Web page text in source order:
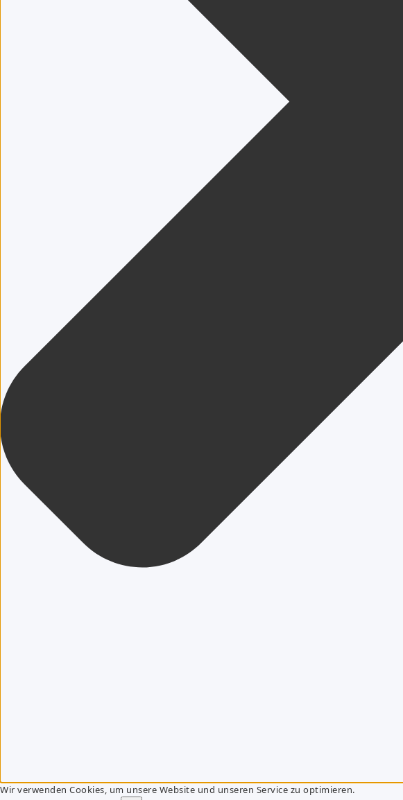
Wir verwenden Cookies, um unsere Website und unseren Service zu optimieren.